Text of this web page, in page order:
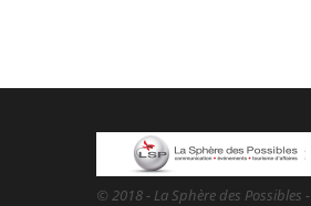
© 2018 - La Sphère des Possibles -